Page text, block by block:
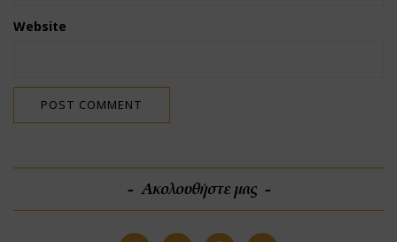
Website
Ακολουθήστε μας